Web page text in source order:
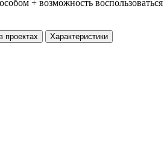
+ возможность воспользоваться
в проектах Характеристики